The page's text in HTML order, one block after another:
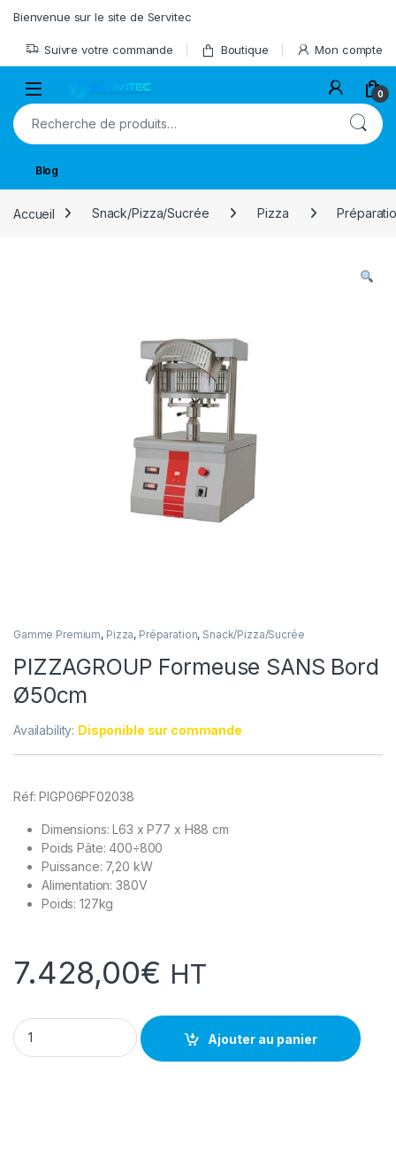
Bienvenue sur le site de Servitec
Suivre votre commande Boutique Mon compte
Open 0
Recherche pour :
Blog
Accueil Snack/Pizza/Sucrée Pizza
Gamme Premium, Pizza, Préparation, Snack/Pizza/Sucrée
PIZZAGROUP Formeuse SANS Bord
Ø50cm
Availability: Disponible sur commande
Réf: PIGP06PF02038
Dimensions: L63 x P77 x H88 cm
Poids Pâte: 400÷800
Puissance: 7,20 kW
Alimentation: 380V
Poids: 127kg
7.428,00€ HT
PIZZAGROUP Formeuse SANS Bord Ø50cm quantity
Ajouter au panier